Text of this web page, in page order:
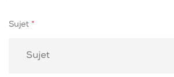
Sujet *